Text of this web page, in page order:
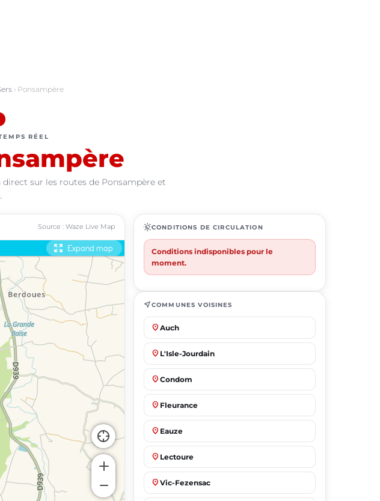
› Ponsampère
RÉEL
sur les routes de Ponsampère et
Source : Waze Live Map routineCONDITIONS DE CIRCULATION
Conditions indisponibles pour le
moment.
near_meCOMMUNES VOISINES
place Auch
place L'Isle-Jourdain
place Condom
place Fleurance
place Eauze
place Lectoure
place Vic-Fezensac